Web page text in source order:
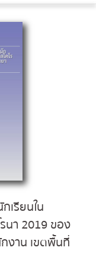
เรียนใน
นา 2019 ของ
งาน เขตพื้นที่